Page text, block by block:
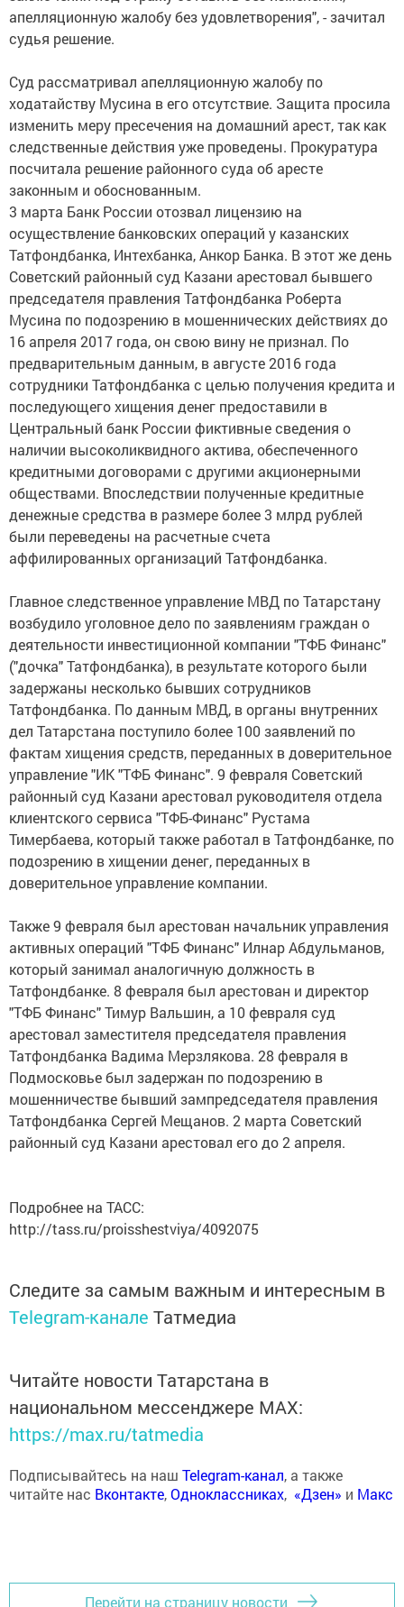
апелляционную жалобу без удовлетворения", - зачитал
судья решение.
Суд рассматривал апелляционную жалобу по
ходатайству Мусина в его отсутствие. Защита просила
изменить меру пресечения на домашний арест, так как
следственные действия уже проведены. Прокуратура
посчитала решение районного суда об аресте
законным и обоснованным.
3 марта Банк России отозвал лицензию на
осуществление банковских операций у казанских
Татфондбанка, Интехбанка, Анкор Банка. В этот же день
Советский районный суд Казани арестовал бывшего
председателя правления Татфондбанка Роберта
Мусина по подозрению в мошеннических действиях до
16 апреля 2017 года, он свою вину не признал. По
предварительным данным, в августе 2016 года
сотрудники Татфондбанка с целью получения кредита и
последующего хищения денег предоставили в
Центральный банк России фиктивные сведения о
наличии высоколиквидного актива, обеспеченного
кредитными договорами с другими акционерными
обществами. Впоследствии полученные кредитные
денежные средства в размере более 3 млрд рублей
были переведены на расчетные счета
аффилированных организаций Татфондбанка.
Главное следственное управление МВД по Татарстану
возбудило уголовное дело по заявлениям граждан о
деятельности инвестиционной компании "ТФБ Финанс"
("дочка" Татфондбанка), в результате которого были
задержаны несколько бывших сотрудников
Татфондбанка. По данным МВД, в органы внутренних
дел Татарстана поступило более 100 заявлений по
фактам хищения средств, переданных в доверительное
управление "ИК "ТФБ Финанс". 9 февраля Советский
районный суд Казани арестовал руководителя отдела
клиентского сервиса "ТФБ-Финанс" Рустама
Тимербаева, который также работал в Татфондбанке, по
подозрению в хищении денег, переданных в
доверительное управление компании.
Также 9 февраля был арестован начальник управления
активных операций "ТФБ Финанс" Илнар Абдульманов,
который занимал аналогичную должность в
Татфондбанке. 8 февраля был арестован и директор
"ТФБ Финанс" Тимур Вальшин, а 10 февраля суд
арестовал заместителя председателя правления
Татфондбанка Вадима Мерзлякова. 28 февраля в
Подмосковье был задержан по подозрению в
мошенничестве бывший зампредседателя правления
Татфондбанка Сергей Мещанов. 2 марта Советский
районный суд Казани арестовал его до 2 апреля.
Подробнее на ТАСС:
http://tass.ru/proisshestviya/4092075
Следите за самым важным и интересным в
Telegram-канале Татмедиа
Читайте новости Татарстана в
национальном мессенджере MАХ:
https://max.ru/tatmedia
Подписывайтесь на наш Telegram-канал, а также
читайте нас Вконтакте,Одноклассниках, «Дзен» и Макс
Перейти на страницу новости